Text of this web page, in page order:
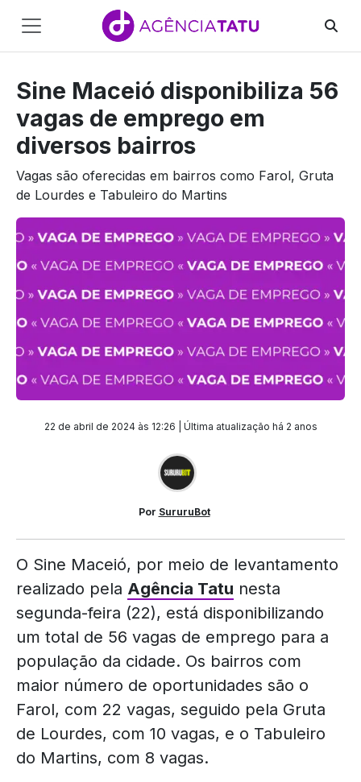
Pular para o conteúdo
Main
Navigation
Sine Maceió disponibiliza 56
vagas de emprego em
diversos bairros
Vagas são oferecidas em bairros como Farol, Gruta
de Lourdes e Tabuleiro do Martins
22 de abril de 2024 às 12:26 | Última atualização há 2 anos
Por SururuBot
O Sine Maceió, por meio de levantamento
realizado pela Agência Tatu nesta
segunda-feira (22), está disponibilizando
um total de 56 vagas de emprego para a
população da cidade. Os bairros com
maior número de oportunidades são o
Farol, com 22 vagas, seguido pela Gruta
de Lourdes, com 10 vagas, e o Tabuleiro
do Martins, com 8 vagas.